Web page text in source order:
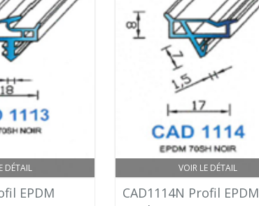
DÉTAIL
EPDM
VOIR LE DÉTAIL
CAD1114N Profil EPDM